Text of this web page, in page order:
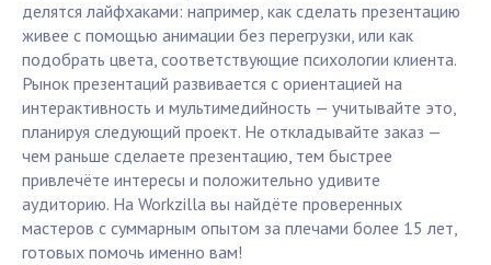
делятся лайфхаками: например, как сделать презентацию
живее с помощью анимации без перегрузки, или как
подобрать цвета, соответствующие психологии клиента.
Рынок презентаций развивается с ориентацией на
интерактивность и мультимедийность — учитывайте это,
планируя следующий проект. Не откладывайте заказ —
чем раньше сделаете презентацию, тем быстрее
привлечёте интересы и положительно удивите
аудиторию. На Workzilla вы найдёте проверенных
мастеров с суммарным опытом за плечами более 15 лет,
готовых помочь именно вам!